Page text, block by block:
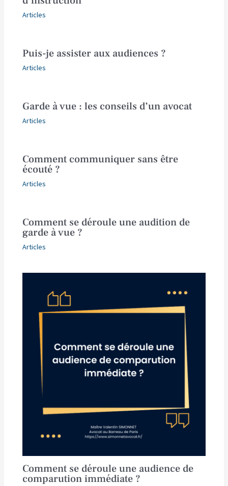
Articles
Puis-je assister aux audiences ?
Articles
Garde à vue : les conseils d’un avocat
Articles
Comment communiquer sans être
écouté ?
Articles
Comment se déroule une audition de
garde à vue ?
Articles
Comment se déroule une audience de
comparution immédiate ?